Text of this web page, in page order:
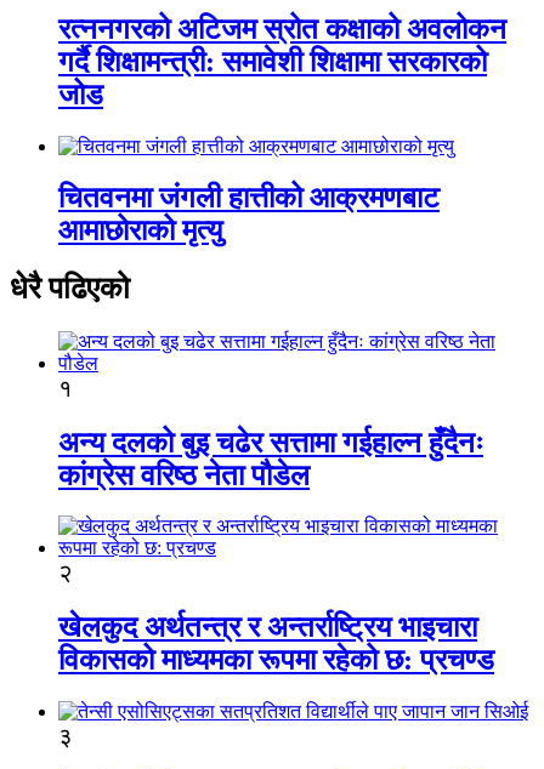
रत्ननगरको अटिजम स्रोत कक्षाको अवलोकन
गर्दै शिक्षामन्त्री: समावेशी शिक्षामा सरकारको
जोड
चितवनमा जंगली हात्तीको आक्रमणबाट
आमाछोराको मृत्यु
धेरै पढिएको
१
अन्य दलको बुइ चढेर सत्तामा गईहाल्न हुँदैनः
कांग्रेस वरिष्ठ नेता पौडेल
२
खेलकुद अर्थतन्त्र र अन्तर्राष्ट्रिय भाइचारा
विकासको माध्यमका रूपमा रहेको छ: प्रचण्ड
३